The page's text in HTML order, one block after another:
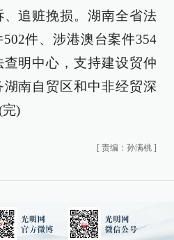
追赃挽损。湖南全省法
件、涉港澳台案件354
明中心，支持建设贸仲
南自贸区和中非经贸深
完)
[ 责编：孙满桃 ]